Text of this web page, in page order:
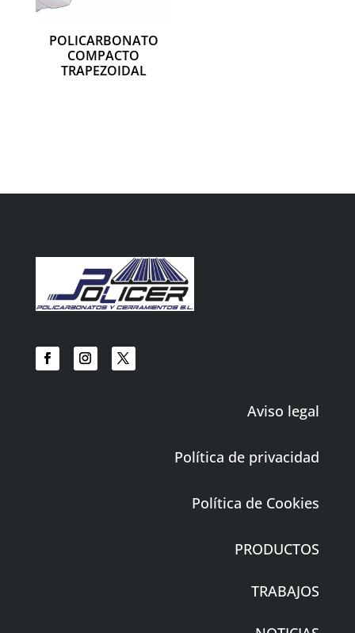
POLICARBONATO
COMPACTO
TRAPEZOIDAL
Aviso legal
Política de privacidad
Política de Cookies
PRODUCTOS
TRABAJOS